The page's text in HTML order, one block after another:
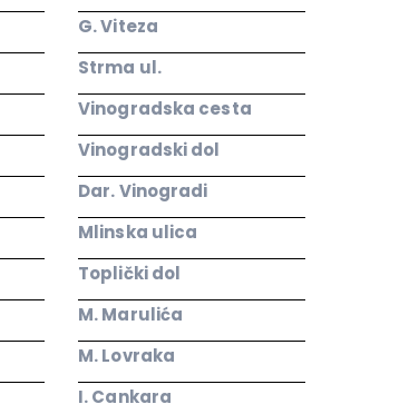
G. Viteza
Strma ul.
Vinogradska cesta
Vinogradski dol
Dar. Vinogradi
Mlinska ulica
Toplički dol
M. Marulića
M. Lovraka
I. Cankara